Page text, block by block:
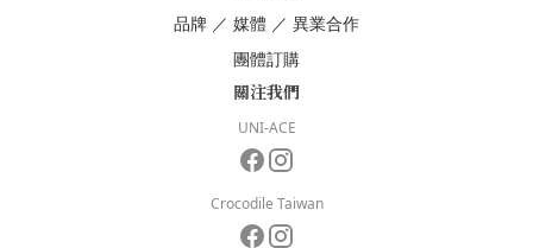
品牌 ／ 媒體 ／ 異業合作
團體訂購
關注我們
UNI-ACE
Crocodile Taiwan